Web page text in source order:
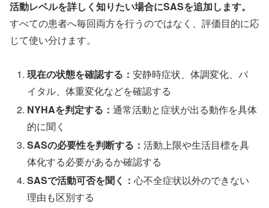
活動レベルを詳しく知りたい場合にSASを追加します。
すべての患者へ毎回両方を行うのではなく、評価目的に応
じて使い分けます。
現在の状態を確認する：安静時症状、体調変化、バ
イタル、体重変化などを確認する
NYHAを判定する：通常活動と症状が出る動作を具体
的に聞く
SASの必要性を判断する：活動上限や生活目標を具
体化する必要があるか確認する
SASで活動可否を聞く：心不全症状以外のできない
理由も区別する